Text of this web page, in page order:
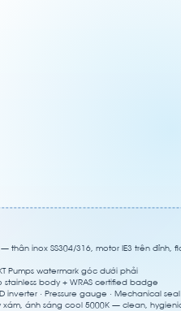
thân inox SS304/316, motor IE3 trên đỉnh,
Pumps watermark góc dưới phải
body + WRAS certified badge
inverter · Pressure gauge · Mechanical seal
xám, ánh sáng cool 5000K — clean,